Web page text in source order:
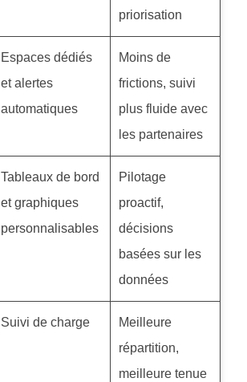
priorisation
Espaces dédiés
et alertes
automatiques
Moins de
frictions, suivi
plus fluide avec
les partenaires
Tableaux de bord
et graphiques
personnalisables
Pilotage
proactif,
décisions
basées sur les
données
Suivi de charge
Meilleure
répartition,
meilleure tenue